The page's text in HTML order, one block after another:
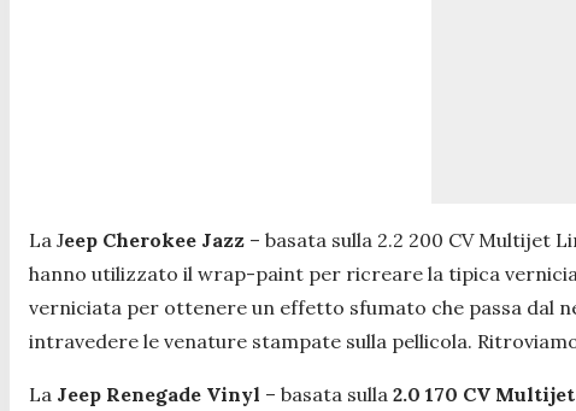
La Jeep Cherokee Jazz – basata sulla 2.2 200 CV Multijet
hanno utilizzato il wrap-paint per ricreare la tipica
verniciata per ottenere un effetto sfumato che passa dal
intravedere le venature stampate sulla pellicola.
La Jeep Renegade Vinyl – basata sulla 2.0 170 CV